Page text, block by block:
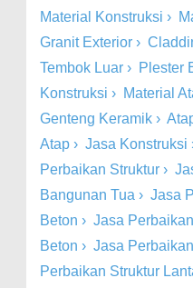
Material Konstruksi ›
Granit Exterior ›
Tembok Luar › Plester
Konstruksi › Material
Genteng Keramik ›
Atap › Jasa Konstruksi
Perbaikan Struktur ›
Bangunan Tua › Jasa
Beton › Jasa
Beton › Jasa
Perbaikan Struktur